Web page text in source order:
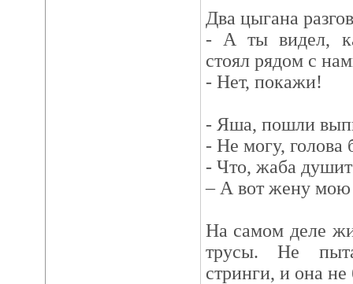
Два цыгана
- А ты видел,
стоял рядом с
- Нет, покажи!
- Яша, пошли
- Не могу, голова
- Что, жаба
– А вот жену мою
На самом деле
трусы. Не
стринги, и она не